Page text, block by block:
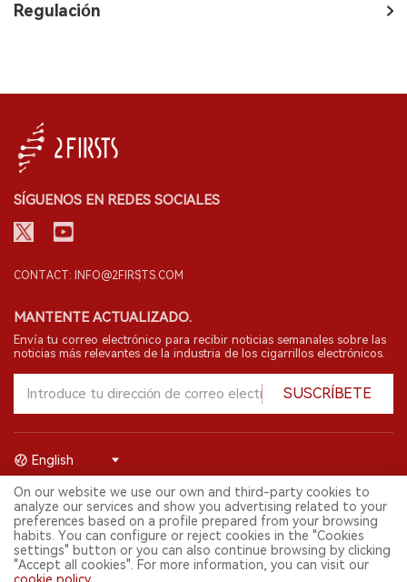
Regulación
SÍGUENOS EN REDES SOCIALES
CONTACT: INFO@2FIRSTS.COM
MANTENTE ACTUALIZADO.
Envía tu correo electrónico para recibir noticias semanales sobre las
noticias más relevantes de la industria de los cigarrillos electrónicos.
SUSCRÍBETE
© 2026 Shenzhen 2FIRSTS Technology Co.,Ltd. Todos los derechos
reservados.
2FIRSTS solo es accesible para profesionales de la industria,
investigadores, medios y otros profesionales. El acceso por menores
está prohibido.
Este sitio web presta servicios a usuarios fuera del territorio chino
English
On our website we use our own and third-party cookies to
analyze our services and show you advertising related to your
preferences based on a profile prepared from your browsing
habits. You can configure or reject cookies in the "Cookies
settings" button or you can also continue browsing by clicking
"Accept all cookies". For more information, you can visit our